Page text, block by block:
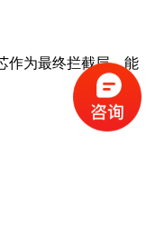
作为最终拦截层，能